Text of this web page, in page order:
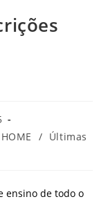
HOME / Últimas
ensino de todo o